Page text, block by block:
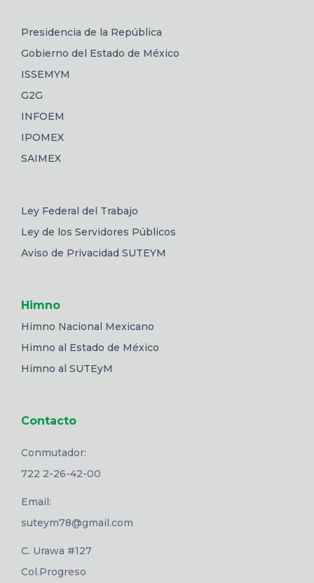
Presidencia de la República
Gobierno del Estado de México
ISSEMYM
G2G
INFOEM
IPOMEX
SAIMEX
Ley Federal del Trabajo
Ley de los Servidores Públicos
Aviso de Privacidad SUTEYM
Himno
Himno Nacional Mexicano
Himno al Estado de México
Himno al SUTEyM
Contacto
Conmutador:
722 2-26-42-00
Email:
suteym78@gmail.com
C. Urawa #127
Col.Progreso